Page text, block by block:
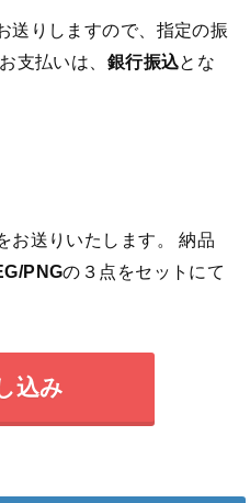
送りしますので、指定の振
支払いは、 銀行振込とな
お送りいたします。 納品
PNGの３点をセットにて
込み